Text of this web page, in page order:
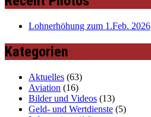
Lohnerhöhung zum 1.Feb. 2026
Kategorien
Aktuelles (63)
Aviation (16)
Bilder und Videos (13)
Geld- und Wertdienste (5)